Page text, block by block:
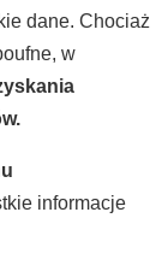
dane. Chociaż
w
informacje